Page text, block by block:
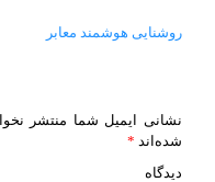
راهبری
روشنایی هوشمند معابر
نشانی ایمیل شما منتشر
شده‌اند *